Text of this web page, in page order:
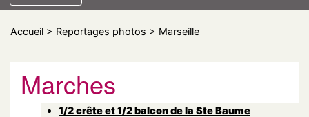
Accueil > Reportages photos > Marseille
Marches
1/2 crête et 1/2 balcon de la Ste Baume